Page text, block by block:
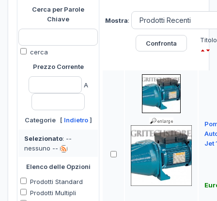
Cerca per Parole
Chiave
cerca
Prezzo Corrente
A
Categorie [ Indietro]
Selezionato: --
nessuno --
Elenco delle Opzioni
Prodotti Standard
Prodotti Multipli
Mostra:
Jet